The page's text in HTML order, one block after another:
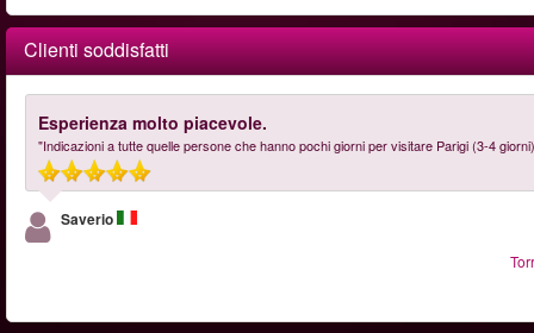
Clienti soddisfatti
Esperienza molto piacevole.
"Indicazioni a tutte quelle persone che hanno pochi giorni per visitare Parigi (3-4
Saverio